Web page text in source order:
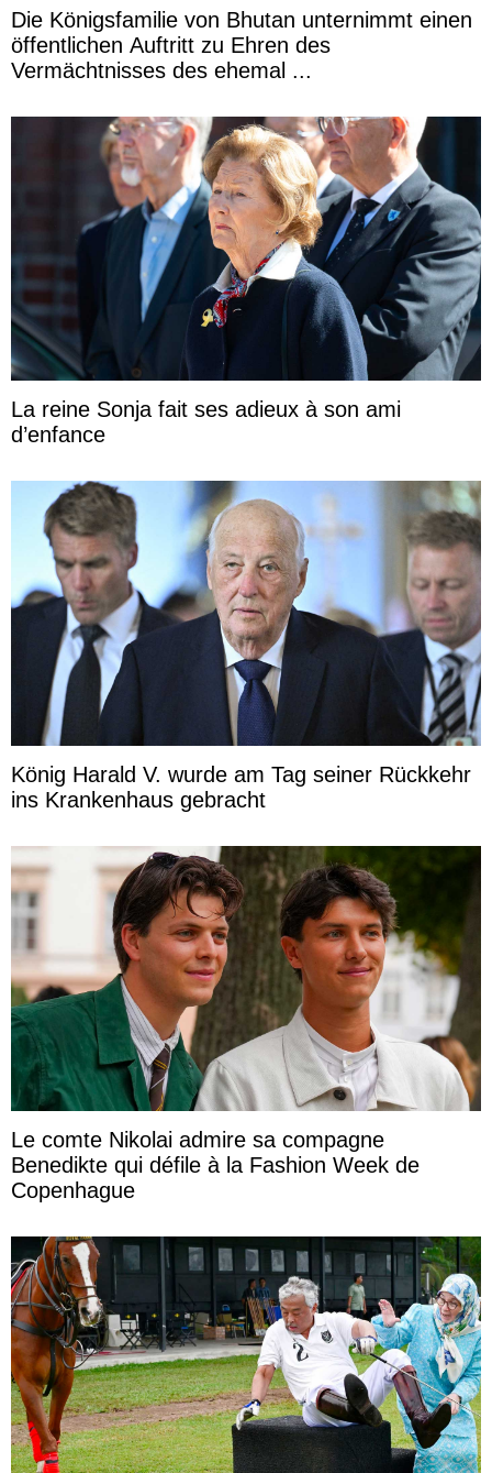
Die Königsfamilie von Bhutan unternimmt einen
öffentlichen Auftritt zu Ehren des
Vermächtnisses des ehemal ...
La reine Sonja fait ses adieux à son ami
d’enfance
König Harald V. wurde am Tag seiner Rückkehr
ins Krankenhaus gebracht
Le comte Nikolai admire sa compagne
Benedikte qui défile à la Fashion Week de
Copenhague